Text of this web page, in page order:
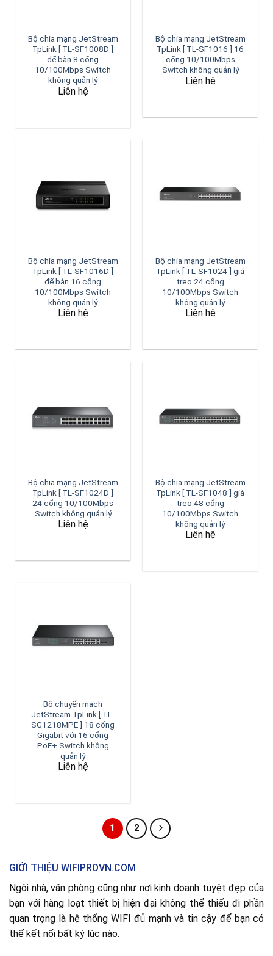
Bộ chia mạng JetStream
TpLink [ TL-SF1008D ]
để bàn 8 cổng
10/100Mbps Switch
không quản lý
Liên hệ
Bộ chia mạng JetStream
TpLink [ TL-SF1016 ] 16
cổng 10/100Mbps
Switch không quản lý
Liên hệ
Bộ chia mạng JetStream
TpLink [ TL-SF1016D ]
để bàn 16 cổng
10/100Mbps Switch
không quản lý
Liên hệ
Bộ chia mạng JetStream
TpLink [ TL-SF1024 ] giá
treo 24 cổng
10/100Mbps Switch
không quản lý
Liên hệ
Bộ chia mạng JetStream
TpLink [ TL-SF1024D ]
24 cổng 10/100Mbps
Switch không quản lý
Liên hệ
Bộ chia mạng JetStream
TpLink [ TL-SF1048 ] giá
treo 48 cổng
10/100Mbps Switch
không quản lý
Liên hệ
Bộ chuyển mạch
JetStream TpLink [ TL-
SG1218MPE ] 18 cổng
Gigabit với 16 cổng
PoE+ Switch không
quản lý
Liên hệ
1 2
GIỚI THIỆU WIFIPROVN.COM
Ngôi nhà, văn phòng cũng như nơi kinh doanh tuyệt đẹp của
bạn với hàng loạt thiết bị hiện đại không thể thiếu đi phần
quan trọng là hệ thống WIFI đủ mạnh và tin cậy để bạn có
thể kết nối bất kỳ lúc nào.